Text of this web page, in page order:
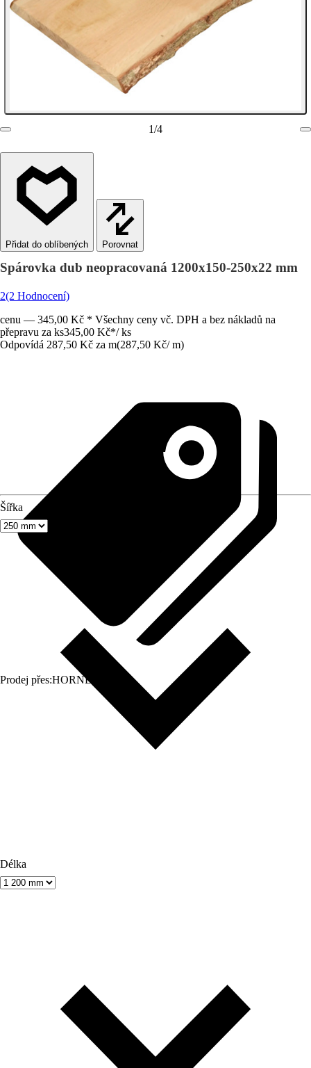
1/4
Porovnat
Spárovka dub neopracovaná 1200x150-250x22 mm
2(2 Hodnocení)
cenu — 345,00 Kč * Všechny ceny vč. DPH a bez nákladů na
přepravu za ks345,00 Kč*/ ks
Odpovídá 287,50 Kč za m(287,50 Kč/ m)
Prodej přes:HORNBACH
Šířka
Délka